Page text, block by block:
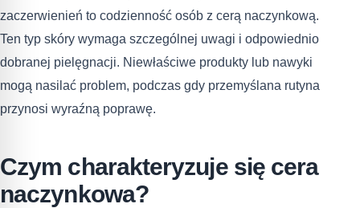
zaczerwienień to codzienność osób z cerą naczynkową.
Ten typ skóry wymaga szczególnej uwagi i odpowiednio
dobranej pielęgnacji. Niewłaściwe produkty lub nawyki
mogą nasilać problem, podczas gdy przemyślana rutyna
przynosi wyraźną poprawę.
Czym charakteryzuje się cera
naczynkowa?